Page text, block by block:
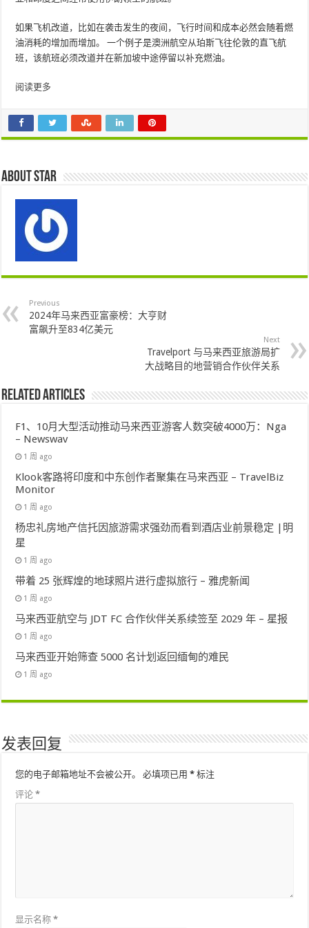
如果飞机改道，比如在袭击发生的夜间，飞行时间和成本必然会随着燃
油消耗的增加而增加。 一个例子是澳洲航空从珀斯飞往伦敦的直飞航
班，该航班必须改道并在新加坡中途停留以补充燃油。
阅读更多
About star
Previous
2024年马来西亚富豪榜：大亨财
富飙升至834亿美元
Next
Travelport 与马来西亚旅游局扩
大战略目的地营销合作伙伴关系
Related Articles
F1、10月大型活动推动马来西亚游客人数突破4000万：Nga
– Newswav
1 周 ago
Klook客路将印度和中东创作者聚集在马来西亚 – TravelBiz
Monitor
1 周 ago
杨忠礼房地产信托因旅游需求强劲而看到酒店业前景稳定 |明
星
1 周 ago
带着 25 张辉煌的地球照片进行虚拟旅行 – 雅虎新闻
1 周 ago
马来西亚航空与 JDT FC 合作伙伴关系续签至 2029 年 – 星报
1 周 ago
马来西亚开始筛查 5000 名计划返回缅甸的难民
1 周 ago
发表回复
您的电子邮箱地址不会被公开。 必填项已用* 标注
评论*
显示名称*